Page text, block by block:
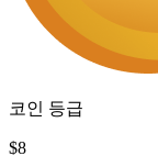
코인 등급
$8